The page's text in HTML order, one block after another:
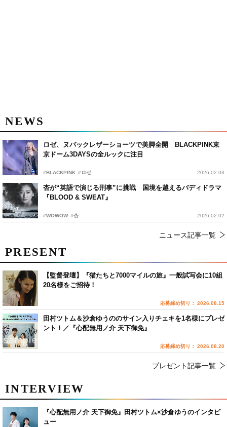
NEWS
ロゼ、ヌバックレザーショーツで美脚全開 BLACKPINK東
京ドーム3DAYSの全ルックに注目
#BLACKPINK #ロゼ 2026.02.03
杏が“英語で演じる刑事”に挑戦 国境を越えるバディドラマ
『BLOOD & SWEAT』
#WOWOW #杏 2026.02.02
ニュース記事一覧
INTERVIEW
『心配無用ノ介 天下御免』田村ツトム×沙倉ゆうのインタビ
ュー
PRESENT
【監督登壇】『猫たちと7000マイルの旅』一般試写会に10組
20名様をご招待！
応募締め切り： 2026.08.15
田村ツトム＆沙倉ゆうののサイン入りチェキを1名様にプレゼ
ント！／『心配無用ノ介 天下御免』
応募締め切り： 2026.08.20
プレゼント記事一覧